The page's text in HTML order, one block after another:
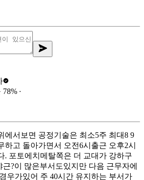
78% ∙
에서보면 공정기술은 최소5주 최대8 9
하고 돌아가면서 오전6시출근 오후2시
. 포토에치메탈쪽은 더 교대가 강하구
근?이 많은부서도있지만 다음 근무자에
우가있어 주 40시간 유지하는 부서가